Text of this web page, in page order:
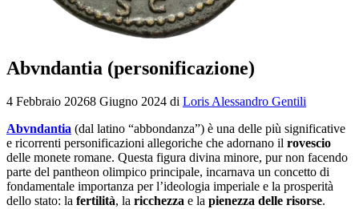
Abvndantia (personificazione)
4 Febbraio 20268 Giugno 2024 di Loris Alessandro Gentili
Abvndantia (dal latino “abbondanza”) è una delle più significative
e ricorrenti personificazioni allegoriche che adornano il rovescio
delle monete romane. Questa figura divina minore, pur non facendo
parte del pantheon olimpico principale, incarnava un concetto di
fondamentale importanza per l’ideologia imperiale e la prosperità
dello stato: la fertilità, la ricchezza e la pienezza delle risorse.